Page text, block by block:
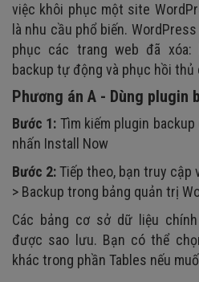
việc khôi phục một site
là nhu cầu phổ biến.
phục các trang web đã
backup tự động và phục hồi
Phương án A - Dùng plugin
Bước 1: Tìm kiếm plugin
nhấn Install Now
Bước 2:Tiếp theo, bạn truy cập
> Backup trong bảng quản trị
Các bảng cơ sở dữ liệu
được sao lưu. Bạn có thể
khác trong phần Tables nếu